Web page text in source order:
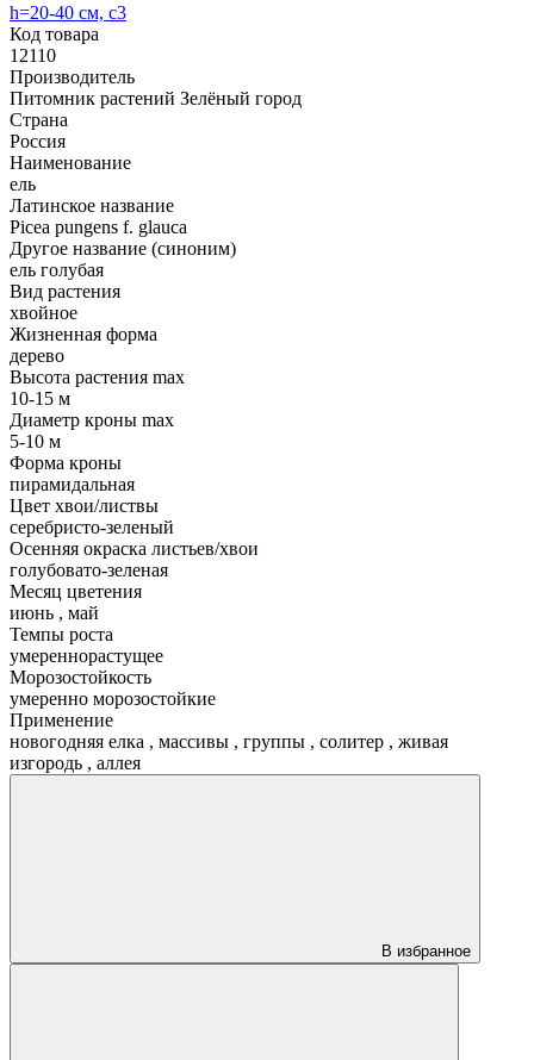
h=20-40 см, с3
Код товара
12110
Производитель
Питомник растений Зелёный город
Страна
Россия
Наименование
ель
Латинское название
Picea pungens f. glauca
Другое название (синоним)
ель голубая
Вид растения
хвойное
Жизненная форма
дерево
Высота растения max
10-15 м
Диаметр кроны max
5-10 м
Форма кроны
пирамидальная
Цвет хвои/листвы
серебристо-зеленый
Осенняя окраска листьев/хвои
голубовато-зеленая
Месяц цветения
июнь , май
Темпы роста
умереннорастущее
Морозостойкость
умеренно морозостойкие
Применение
новогодняя елка , массивы , группы , солитер , живая
изгородь , аллея
В избранное